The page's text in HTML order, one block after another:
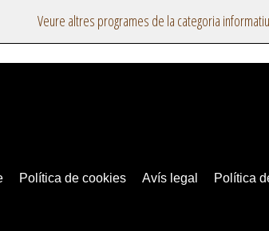
Veure altres programes de la categoria
Política de cookies Avís legal Política